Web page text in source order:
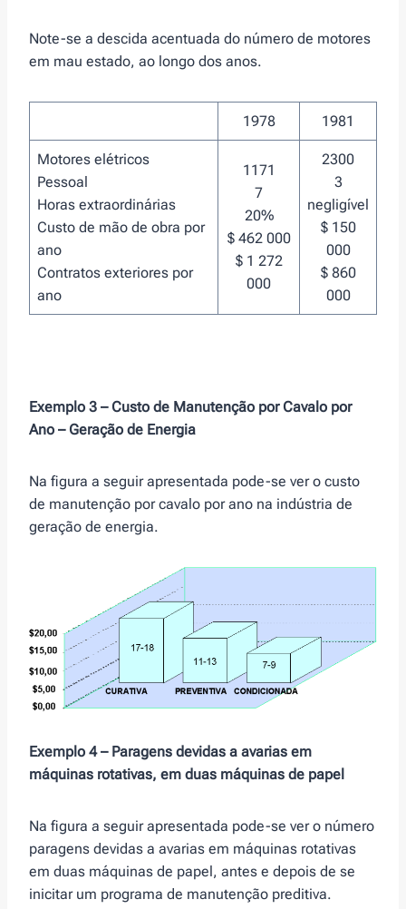
Note-se a descida acentuada do número de motores
em mau estado, ao longo dos anos.
1978 1981
Motores elétricos
Pessoal
Horas extraordinárias
Custo de mão de obra por
ano
Contratos exteriores por
ano
1171
7
20%
$ 462 000
$ 1 272
000
2300
3
negligível
$ 150
000
$ 860
000
Exemplo 3 – Custo de Manutenção por Cavalo por
Ano – Geração de Energia
Na figura a seguir apresentada pode-se ver o custo
de manutenção por cavalo por ano na indústria de
geração de energia.
Exemplo 4 – Paragens devidas a avarias em
máquinas rotativas, em duas máquinas de papel
Na figura a seguir apresentada pode-se ver o número
paragens devidas a avarias em máquinas rotativas
em duas máquinas de papel, antes e depois de se
inicitar um programa de manutenção preditiva.